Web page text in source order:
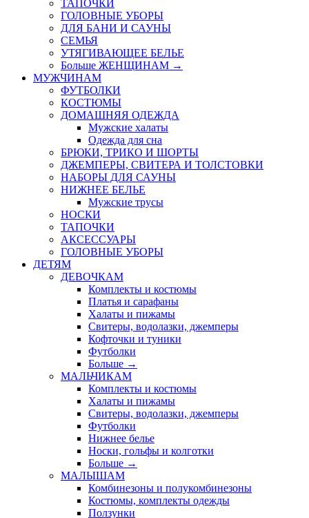
ТАПОЧКИ
ГОЛОВНЫЕ УБОРЫ
ДЛЯ БАНИ И САУНЫ
СЕМЬЯ
УТЯГИВАЮЩЕЕ БЕЛЬЕ
Больше ЖЕНЩИНАМ →
МУЖЧИНАМ
ФУТБОЛКИ
КОСТЮМЫ
ДОМАШНЯЯ ОДЕЖДА
Мужские халаты
Одежда для сна
БРЮКИ, ТРИКО И ШОРТЫ
ДЖЕМПЕРЫ, СВИТЕРА И ТОЛСТОВКИ
НАБОРЫ ДЛЯ САУНЫ
НИЖНЕЕ БЕЛЬЕ
Мужские трусы
НОСКИ
ТАПОЧКИ
АКСЕССУАРЫ
ГОЛОВНЫЕ УБОРЫ
ДЕТЯМ
ДЕВОЧКАМ
Комплекты и костюмы
Платья и сарафаны
Халаты и пижамы
Свитеры, водолазки, джемперы
Кофточки и туники
Футболки
Больше →
МАЛЬЧИКАМ
Комплекты и костюмы
Халаты и пижамы
Свитеры, водолазки, джемперы
Футболки
Нижнее белье
Носки, гольфы и колготки
Больше →
МАЛЫШАМ
Комбинезоны и полукомбинезоны
Костюмы, комплекты одежды
Ползунки